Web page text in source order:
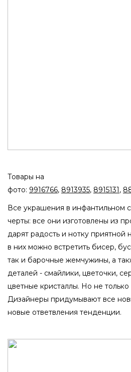
Товары на
фото: 9916766, 8913935, 8915131,
Все украшения в инфантильном
черты: все они изготовлены из
дарят радость и нотку приятной
в них можно встретить бисер,
так и барочные жемчужины, а
деталей - смайлики, цветочки,
цветные кристаллы. Но не
Дизайнеры придумывают все
новые ответвления тенденции.